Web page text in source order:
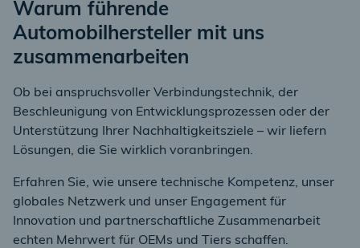
Warum führende
Automobilhersteller mit uns
zusammenarbeiten
Ob bei anspruchsvoller Verbindungstechnik, der
Beschleunigung von Entwicklungsprozessen oder der
Unterstützung Ihrer Nachhaltigkeitsziele – wir liefern
Lösungen, die Sie wirklich voranbringen.
Erfahren Sie, wie unsere technische Kompetenz, unser
globales Netzwerk und unser Engagement für
Innovation und partnerschaftliche Zusammenarbeit
echten Mehrwert für OEMs und Tiers schaffen.